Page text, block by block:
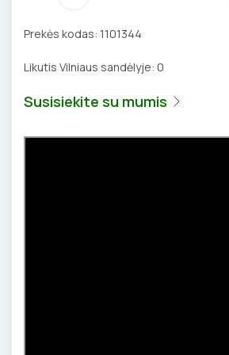
Prekės kodas: 1101344
Likutis Vilniaus sandėlyje: 0
Susisiekite su mumis